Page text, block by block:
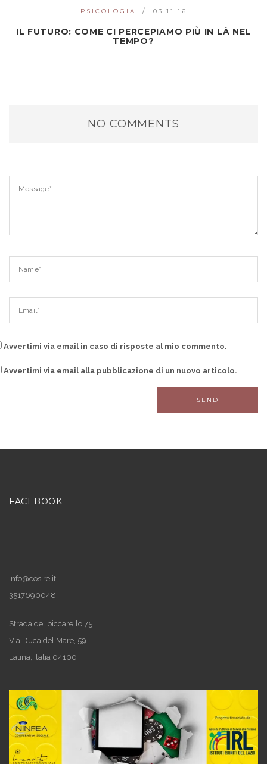
PSICOLOGIA 03.11.16
IL FUTURO: COME CI PERCEPIAMO PIÙ IN LÀ NEL
TEMPO?
NO COMMENTS
Avvertimi via email in caso di risposte al mio commento.
Avvertimi via email alla pubblicazione di un nuovo articolo.
FACEBOOK
info@cosire.it
3517690048
Strada del piccarello,75
Via Duca del Mare, 59
Latina, Italia 04100